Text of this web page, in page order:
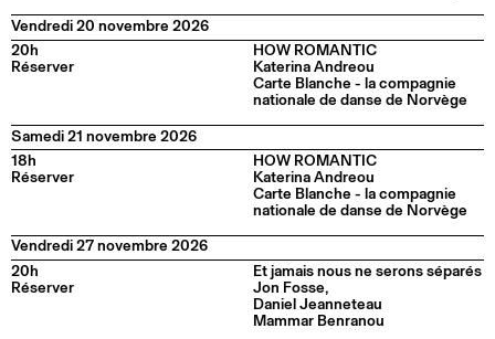
Vendredi 20 novembre 2026
20h
Réserver
HOW ROMANTIC
Katerina Andreou
Carte Blanche - la compagnie
nationale de danse de Norvège
Samedi 21 novembre 2026
18h
Réserver
HOW ROMANTIC
Katerina Andreou
Carte Blanche - la compagnie
nationale de danse de Norvège
Vendredi 27 novembre 2026
20h
Réserver
Et jamais nous ne serons séparés
Jon Fosse,
Daniel Jeanneteau
Mammar Benranou